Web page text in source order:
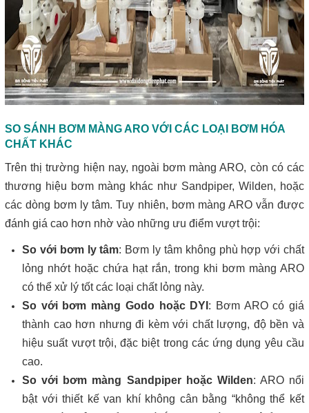
SO SÁNH BƠM MÀNG ARO VỚI CÁC LOẠI BƠM HÓA
CHẤT KHÁC
Trên thị trường hiện nay, ngoài bơm màng ARO, còn có các
thương hiệu bơm màng khác như Sandpiper, Wilden, hoặc
các dòng bơm ly tâm. Tuy nhiên, bơm màng ARO vẫn được
đánh giá cao hơn nhờ vào những ưu điểm vượt trội:
So với bơm ly tâm: Bơm ly tâm không phù hợp với chất
lỏng nhớt hoặc chứa hạt rắn, trong khi bơm màng ARO
có thể xử lý tốt các loại chất lỏng này.
So với bơm màng Godo hoặc DYI : Bơm ARO có giá
thành cao hơn nhưng đi kèm với chất lượng, độ bền và
hiệu suất vượt trội, đặc biệt trong các ứng dụng yêu cầu
cao.
So với bơm màng Sandpiper hoặc Wilden: ARO nổi
bật với thiết kế van khí không cân bằng “không thể kết